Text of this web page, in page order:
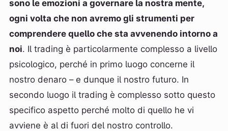
sono le emozioni a governare la nostra mente,
ogni volta che non avremo gli strumenti per
comprendere quello che sta avvenendo intorno a
noi. Il trading è particolarmente complesso a livello
psicologico, perché in primo luogo concerne il
nostro denaro – e dunque il nostro futuro. In
secondo luogo il trading è complesso sotto questo
specifico aspetto perché molto di quello he vi
avviene è al di fuori del nostro controllo.